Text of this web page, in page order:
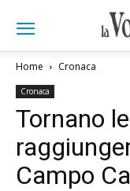
Home Cronaca
Cronaca
Tornano
Campo